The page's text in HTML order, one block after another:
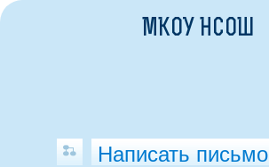
МКОУ НСОШ
Написать письмо